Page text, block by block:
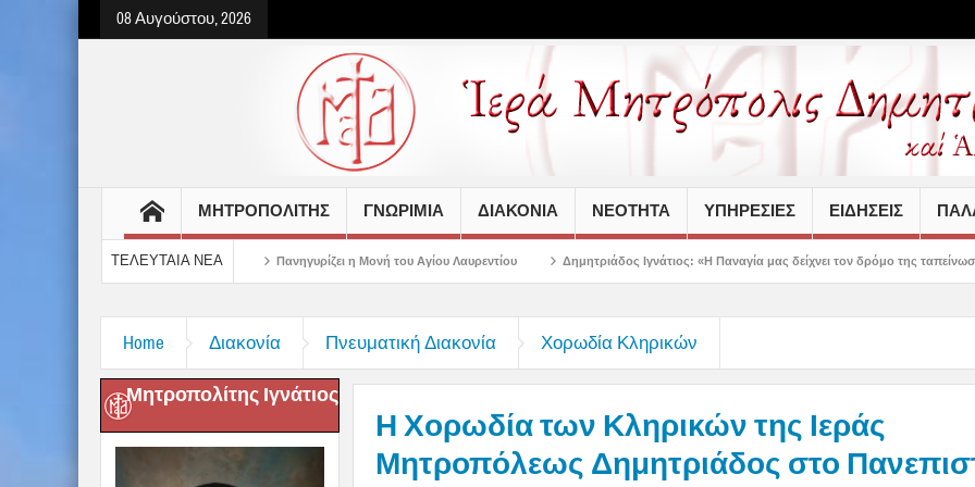
08 Αυγούστου, 2026
ΜΗΤΡΟΠΟΛΙΤΗΣ ΓΝΩΡΙΜΙΑ ΔΙΑΚΟΝΙΑ ΝΕΟΤΗΤΑ ΥΠΗΡΕΣΙΕΣ ΕΙΔΗΣΕΙΣ
ΤΕΛΕΥΤΑΙΑ ΝΕΑ
Πανηγυρίζει η Μονή του Αγίου Λαυρεντίου Δημητριάδος Ιγνάτιος: «Η Παναγία μας δείχνει τον δρόμο της ταπείνωσης και της
Home Διακονία Πνευματική Διακονία Χορωδία Κληρικών
Μητροπολίτης Ιγνάτιος
Η Χορωδία των Κληρικών της Ιεράς
Μητροπόλεως Δημητριάδος στο